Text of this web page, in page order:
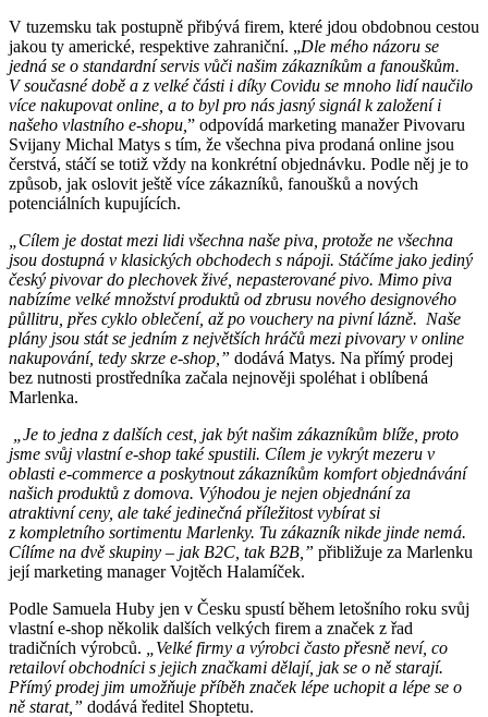
V tuzemsku tak postupně přibývá firem, které jdou obdobnou cestou
jakou ty americké, respektive zahraniční. „Dle mého názoru se
jedná se o standardní servis vůči našim zákazníkům a fanouškům.
V současné době a z velké části i díky Covidu se mnoho lidí naučilo
více nakupovat online, a to byl pro nás jasný signál k založení i
našeho vlastního e-shopu, ” odpovídá marketing manažer Pivovaru
Svijany Michal Matys s tím, že všechna piva prodaná online jsou
čerstvá, stáčí se totiž vždy na konkrétní objednávku. Podle něj je to
způsob, jak oslovit ještě více zákazníků, fanoušků a nových
potenciálních kupujících.
„Cílem je dostat mezi lidi všechna naše piva, protože ne všechna
jsou dostupná v klasických obchodech s nápoji. Stáčíme jako jediný
český pivovar do plechovek živé, nepasterované pivo. Mimo piva
nabízíme velké množství produktů od zbrusu nového designového
půllitru, přes cyklo oblečení, až po vouchery na pivní lázně. Naše
plány jsou stát se jedním z největších hráčů mezi pivovary v online
nakupování, tedy skrze e-shop,” dodává Matys. Na přímý prodej
bez nutnosti prostředníka začala nejnověji spoléhat i oblíbená
Marlenka.
„Je to jedna z dalších cest, jak být našim zákazníkům blíže, proto
jsme svůj vlastní e-shop také spustili. Cílem je vykrýt mezeru v
oblasti e-commerce a poskytnout zákazníkům komfort objednávání
našich produktů z domova. Výhodou je nejen objednání za
atraktivní ceny, ale také jedinečná příležitost vybírat si
z kompletního sortimentu Marlenky. Tu zákazník nikde jinde nemá.
Cílíme na dvě skupiny – jak B2C, tak B2B,” přibližuje za Marlenku
její marketing manager Vojtěch Halamíček.
Podle Samuela Huby jen v Česku spustí během letošního roku svůj
vlastní e-shop několik dalších velkých firem a značek z řad
tradičních výrobců.
„Velké firmy a výrobci často přesně neví, co
retailoví obchodníci s jejich značkami dělají, jak se o ně starají.
Přímý prodej jim umožňuje příběh značek lépe uchopit a lépe se o
ně starat,” dodává ředitel Shoptetu.